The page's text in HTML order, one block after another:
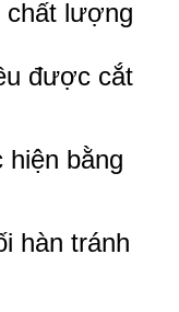
chất lượng
được cắt
bằng
hàn tránh